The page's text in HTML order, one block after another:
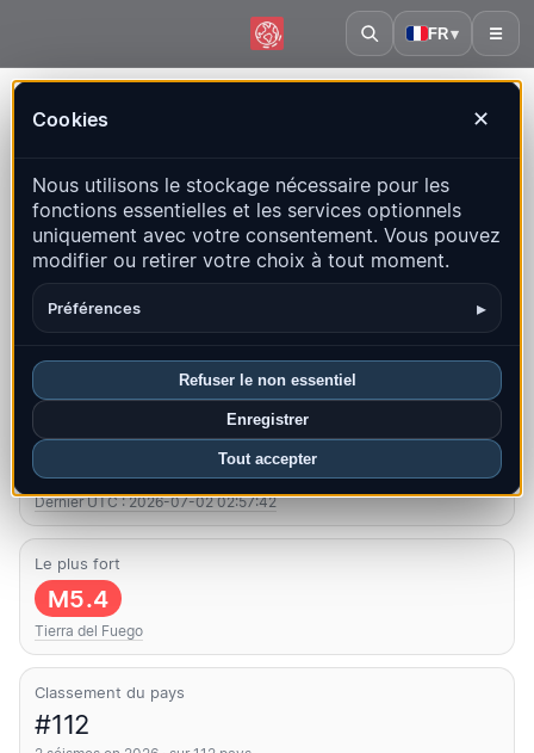
FR▾ ☰
Cookies ✕
Nous utilisons le stockage nécessaire pour les
fonctions essentielles et les services optionnels
uniquement avec votre consentement. Vous pouvez
modifier ou retirer votre choix à tout moment.
Préférences ▸
Refuser le non essentiel
Enregistrer
Tout accepter
QuakeMap24
Carte en direct, statistiques et événements récents
Ouvrir la carte historique Derniers dans ce pays
Aperçu Carte Récents Graphiques Principales régions
FAQ
Séismes ce mois-ci
0
Dernier UTC : 2026-07-02 02:57:42
Le plus fort
M5.4
Tierra del Fuego
Classement du pays
#112